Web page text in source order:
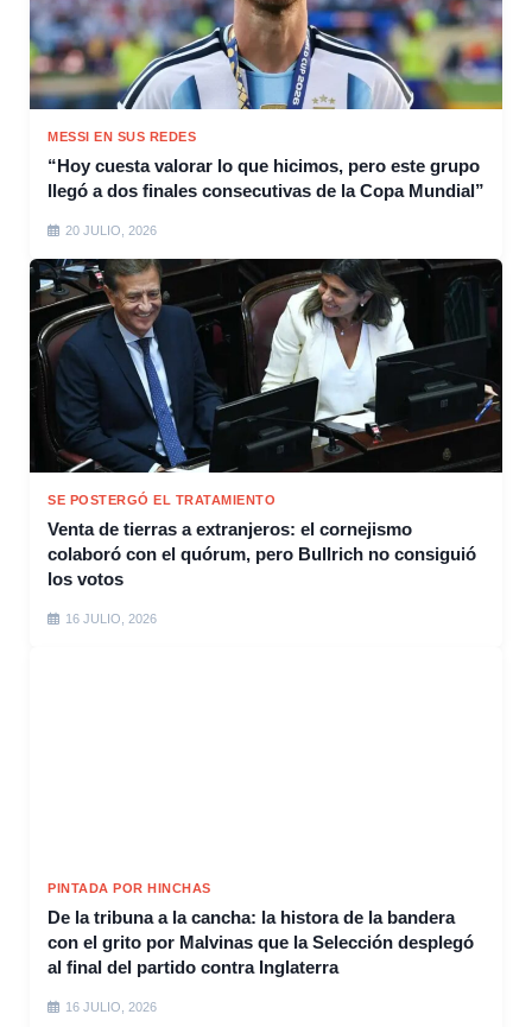
MESSI EN SUS REDES
“Hoy cuesta valorar lo que hicimos, pero este grupo
llegó a dos finales consecutivas de la Copa Mundial”
20 JULIO, 2026
SE POSTERGÓ EL TRATAMIENTO
Venta de tierras a extranjeros: el cornejismo
colaboró con el quórum, pero Bullrich no consiguió
los votos
16 JULIO, 2026
PINTADA POR HINCHAS
De la tribuna a la cancha: la histora de la bandera
con el grito por Malvinas que la Selección desplegó
al final del partido contra Inglaterra
16 JULIO, 2026